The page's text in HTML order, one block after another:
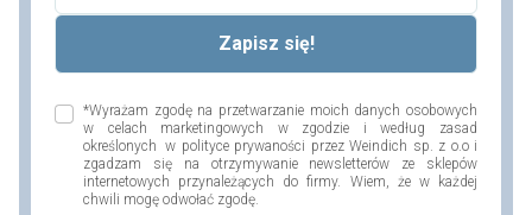
*Wyrażam zgodę na przetwarzanie moich danych osobowych
w celach marketingowych w zgodzie i według zasad
określonych w polityce prywaności przez Weindich sp. z o.o i
zgadzam się na otrzymywanie newsletterów ze sklepów
internetowych przynależących do firmy. Wiem, że w każdej
chwili mogę odwołać zgodę.